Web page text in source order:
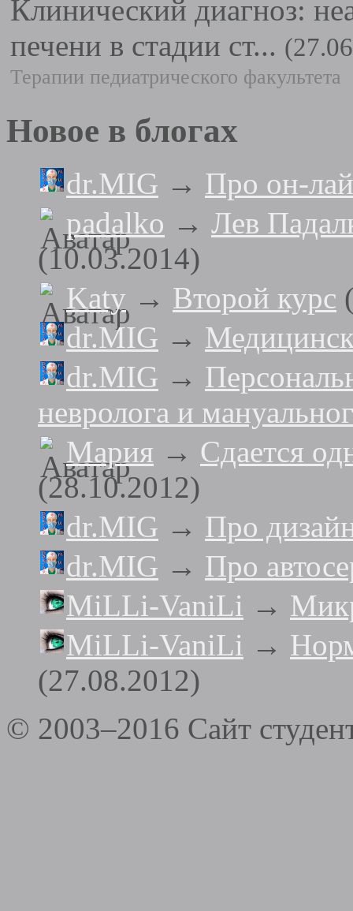
Клинический диагноз:
печени в стадии ст...
Терапии педиатрического факультета
Новое в блогах
dr.MIG → Про он-
padalko → Лев
(10.03.2014)
Katy → Второй курс
dr.MIG →
dr.MIG →
невролога и
Мария → Сдается
(28.10.2012)
dr.MIG → Про
dr.MIG → Про
MiLLi-VaniLi →
MiLLi-VaniLi →
(27.08.2012)
© 2003–2016 Сайт